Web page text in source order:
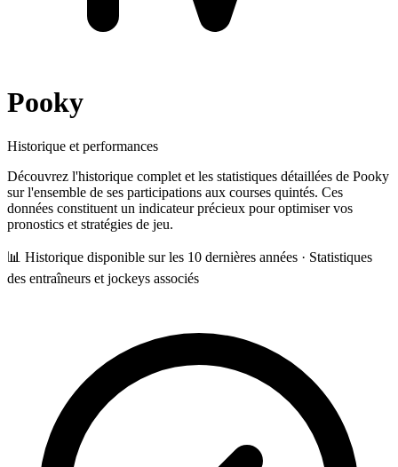
Pooky
Historique et performances
Découvrez l'historique complet et les statistiques détaillées de Pooky
sur l'ensemble de ses participations aux courses quintés. Ces
données constituent un indicateur précieux pour optimiser vos
pronostics et stratégies de jeu.
📊 Historique disponible sur les 10 dernières années · Statistiques
des entraîneurs et jockeys associés